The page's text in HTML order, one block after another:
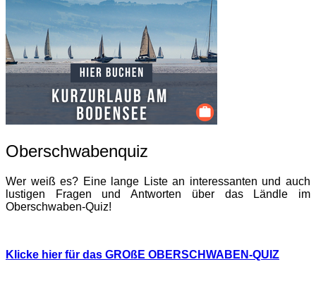
Oberschwabenquiz
Wer weiß es? Eine lange Liste an interessanten und auch
lustigen Fragen und Antworten über das Ländle im
Oberschwaben-Quiz!
Klicke hier für das GROßE OBERSCHWABEN-QUIZ